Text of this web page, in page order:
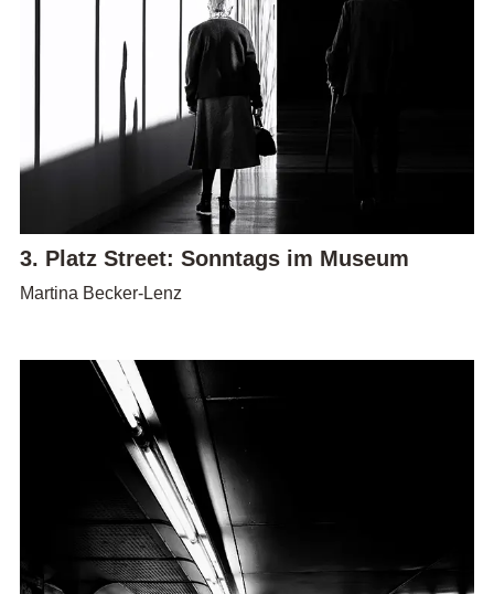
3. Platz Street: Sonntags im Museum
Martina Becker-Lenz